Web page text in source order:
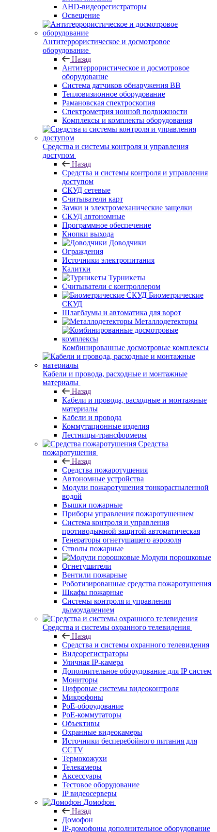
AHD-видеорегистраторы
Освещение
Антитеррористическое и досмотровое
оборудование
Назад
Антитеррористическое и досмотровое
оборудование
Cистема датчиков обнаружения ВВ
Тепловизионное оборудование
Рамановская спектроскопия
Спектрометрия ионной подвижности
Комплексы и комплекты оборудования
Средства и системы контроля и управления
доступом
Назад
Средства и системы контроля и управления
доступом
СКУД сетевые
Считыватели карт
Замки и электромеханические защелки
СКУД автономные
Программное обеспечение
Кнопки выхода
Доводчики
Ограждения
Источники электропитания
Калитки
Турникеты
Считыватели с контроллером
Биометрические
СКУД
Шлагбаумы и автоматика для ворот
Металлодетекторы
Комбинированные досмотровые комплексы
Кабели и провода, расходные и монтажные
материалы
Назад
Кабели и провода, расходные и монтажные
материалы
Кабели и провода
Коммутационные изделия
Лестницы-трансформеры
Средства
пожаротушения
Назад
Средства пожаротушения
Автономные устройства
Модули пожаротушения тонкораспыленной
водой
Вышки пожарные
Приборы управления пожаротушением
Система контроля и управления
противодымной защитой автоматическая
Генераторы огнетушащего аэрозоля
Стволы пожарные
Модули порошковые
Огнетушители
Вентили пожарные
Роботизированные средства пожаротушения
Шкафы пожарные
Системы контроля и управления
дымоудалением
Средства и системы охранного телевидения
Назад
Средства и системы охранного телевидения
Видеорегистраторы
Уличная IP-камера
Дополнительное оборудование для IP систем
Мониторы
Цифровые системы видеоконтроля
Микрофоны
PoE-оборудование
PoE-коммутаторы
Объективы
Охранные видеокамеры
Источники бесперебойного питания для
CCTV
Термокожухи
Телекамеры
Аксессуары
Тестовое оборудование
IP видеосерверы
Домофон
Назад
Домофон
IP-домофоны дополнительное оборудование